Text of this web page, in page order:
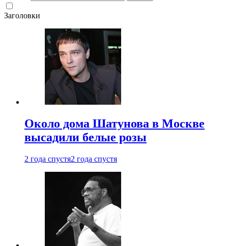
Заголовки
Около дома Шатунова в Москве
высадили белые розы
2 года спустя2 года спустя